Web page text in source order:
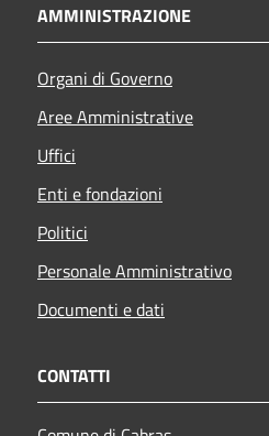
AMMINISTRAZIONE
Organi di Governo
Aree Amministrative
Uffici
Enti e fondazioni
Politici
Personale Amministrativo
Documenti e dati
CONTATTI